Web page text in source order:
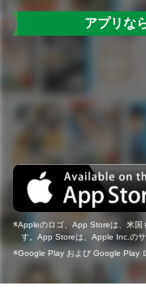
アプリな
Appleのロゴ、App Storeは、米国
す。App Storeは、Apple Inc.のサ
Google Play および Google Play